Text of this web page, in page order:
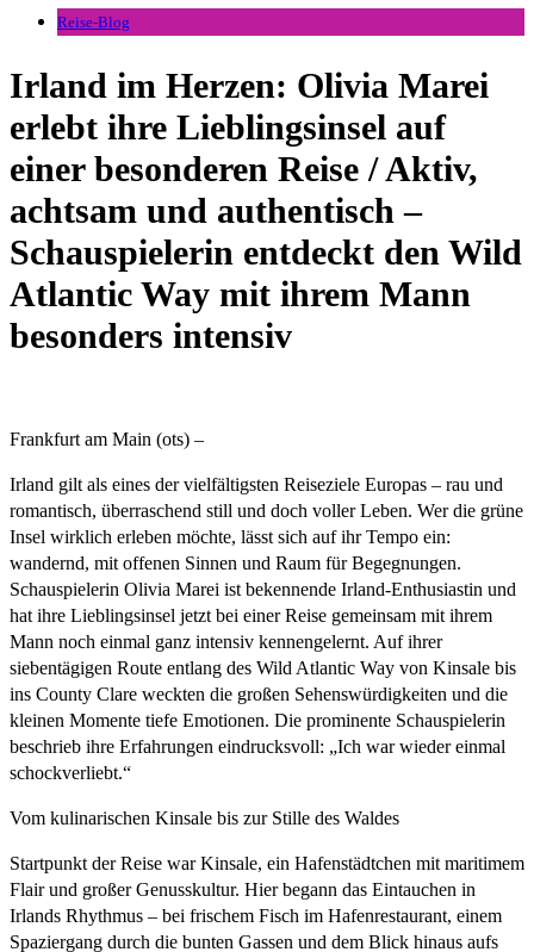
Reise-Blog
Irland im Herzen: Olivia Marei
erlebt ihre Lieblingsinsel auf
einer besonderen Reise / Aktiv,
achtsam und authentisch –
Schauspielerin entdeckt den Wild
Atlantic Way mit ihrem Mann
besonders intensiv
Frankfurt am Main (ots) –
Irland gilt als eines der vielfältigsten Reiseziele Europas – rau und
romantisch, überraschend still und doch voller Leben. Wer die grüne
Insel wirklich erleben möchte, lässt sich auf ihr Tempo ein:
wandernd, mit offenen Sinnen und Raum für Begegnungen.
Schauspielerin Olivia Marei ist bekennende Irland-Enthusiastin und
hat ihre Lieblingsinsel jetzt bei einer Reise gemeinsam mit ihrem
Mann noch einmal ganz intensiv kennengelernt. Auf ihrer
siebentägigen Route entlang des Wild Atlantic Way von Kinsale bis
ins County Clare weckten die großen Sehenswürdigkeiten und die
kleinen Momente tiefe Emotionen. Die prominente Schauspielerin
beschrieb ihre Erfahrungen eindrucksvoll: „Ich war wieder einmal
schockverliebt.“
Vom kulinarischen Kinsale bis zur Stille des Waldes
Startpunkt der Reise war Kinsale, ein Hafenstädtchen mit maritimem
Flair und großer Genusskultur. Hier begann das Eintauchen in
Irlands Rhythmus – bei frischem Fisch im Hafenrestaurant, einem
Spaziergang durch die bunten Gassen und dem Blick hinaus aufs